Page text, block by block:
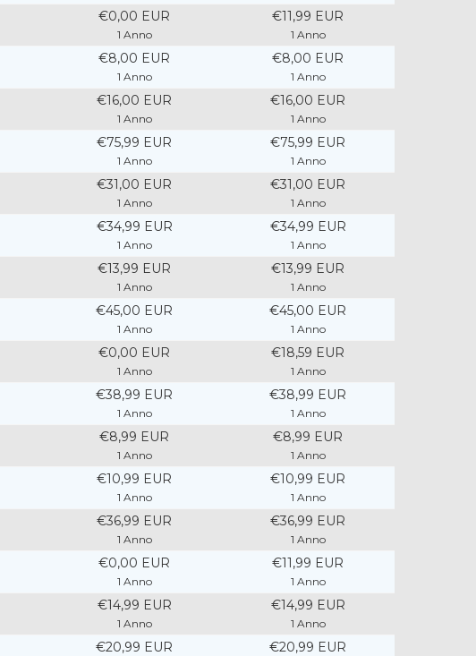
€0,00 EUR
1 Anno
€11,99 EUR
1 Anno
€8,00 EUR
1 Anno
€8,00 EUR
1 Anno
€16,00 EUR
1 Anno
€16,00 EUR
1 Anno
€75,99 EUR
1 Anno
€75,99 EUR
1 Anno
€31,00 EUR
1 Anno
€31,00 EUR
1 Anno
€34,99 EUR
1 Anno
€34,99 EUR
1 Anno
€13,99 EUR
1 Anno
€13,99 EUR
1 Anno
€45,00 EUR
1 Anno
€45,00 EUR
1 Anno
€0,00 EUR
1 Anno
€18,59 EUR
1 Anno
€38,99 EUR
1 Anno
€38,99 EUR
1 Anno
€8,99 EUR
1 Anno
€8,99 EUR
1 Anno
€10,99 EUR
1 Anno
€10,99 EUR
1 Anno
€36,99 EUR
1 Anno
€36,99 EUR
1 Anno
€0,00 EUR
1 Anno
€11,99 EUR
1 Anno
€14,99 EUR
1 Anno
€14,99 EUR
1 Anno
€20,99 EUR €20,99 EUR